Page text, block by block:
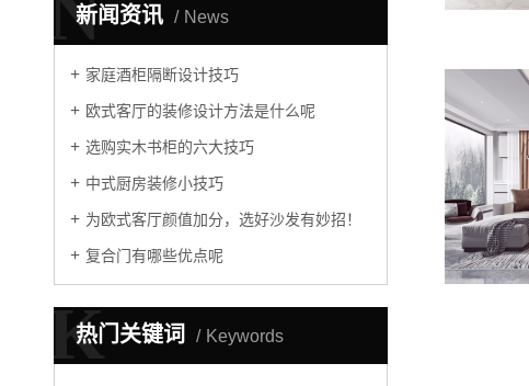
新闻资讯 News
家庭酒柜隔断设计技巧
欧式客厅的装修设计方法是什么呢
选购实木书柜的六大技巧
中式厨房装修小技巧
为欧式客厅颜值加分，选好沙发有妙招！
复合门有哪些优点呢
热门关键词 Keywords
K